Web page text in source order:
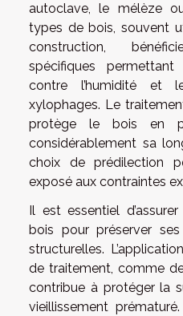
autoclave, le mélèze
types de bois, souvent
construction,
spécifiques
contre l’humidité et
xylophages. Le
protège le bois en
considérablement sa
choix de prédilection
exposé aux contraintes
Il est essentiel
bois pour préserver
structurelles.
de traitement, comme
contribue à protéger la
vieillissement